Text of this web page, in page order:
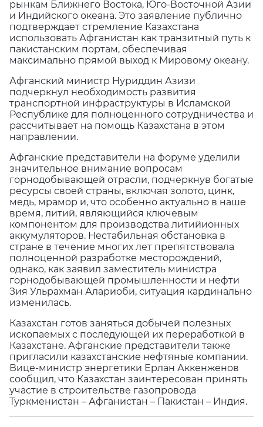
рынкам Ближнего Востока, Юго-Восточной Азии
и Индийского океана. Это заявление публично
подтверждает стремление Казахстана
использовать Афганистан как транзитный путь к
пакистанским портам, обеспечивая
максимально прямой выход к Мировому океану.
Афганский министр Нуриддин Азизи
подчеркнул необходимость развития
транспортной инфраструктуры в Исламской
Республике для полноценного сотрудничества и
рассчитывает на помощь Казахстана в этом
направлении.
Афганские представители на форуме уделили
значительное внимание вопросам
горнодобывающей отрасли, подчеркнув богатые
ресурсы своей страны, включая золото, цинк,
медь, мрамор и, что особенно актуально в наше
время, литий, являющийся ключевым
компонентом для производства литийионных
аккумуляторов. Нестабильная обстановка в
стране в течение многих лет препятствовала
полноценной разработке месторождений,
однако, как заявил заместитель министра
горнодобывающей промышленности и нефти
Зия Ульрахман Алариоби, ситуация кардинально
изменилась.
Казахстан готов заняться добычей полезных
ископаемых с последующей их переработкой в
Казахстане. Афганские представители также
пригласили казахстанские нефтяные компании.
Вице-министр энергетики Ерлан Аккенженов
сообщил, что Казахстан заинтересован принять
участие в строительстве газопровода
Туркменистан – Афганистан – Пакистан – Индия.